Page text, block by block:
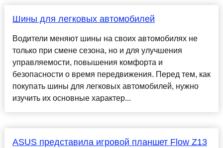
Шины для легковых автомобилей
Водители меняют шины на своих автомобилях не
только при смене сезона, но и для улучшения
управляемости, повышения комфорта и
безопасности о время передвижения. Перед тем, как
покупать шины для легковых автомобилей, нужно
изучить их основные характер...
ASUS представила игровой планшет Flow Z13